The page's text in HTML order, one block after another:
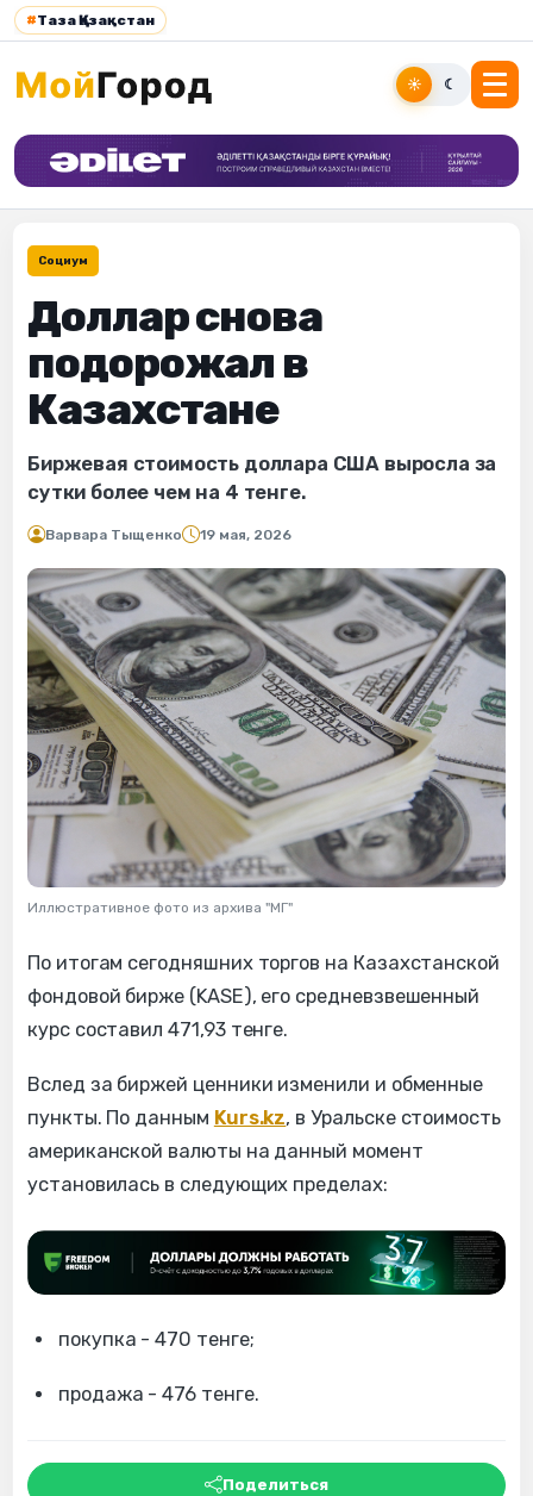
#Таза Қазақстан
☀ ☾
Социум
Доллар снова
подорожал в
Казахстане
Биржевая стоимость доллара США выросла за
сутки более чем на 4 тенге.
Варвара Тыщенко 19 мая, 2026
Иллюстративное фото из архива "МГ"
По итогам сегодняшних торгов на Казахстанской
фондовой бирже (KASE), его средневзвешенный
курс составил 471,93 тенге.
Вслед за биржей ценники изменили и обменные
пункты. По данным Kurs.kz, в Уральске стоимость
американской валюты на данный момент
установилась в следующих пределах:
покупка - 470 тенге;
продажа - 476 тенге.
Поделиться